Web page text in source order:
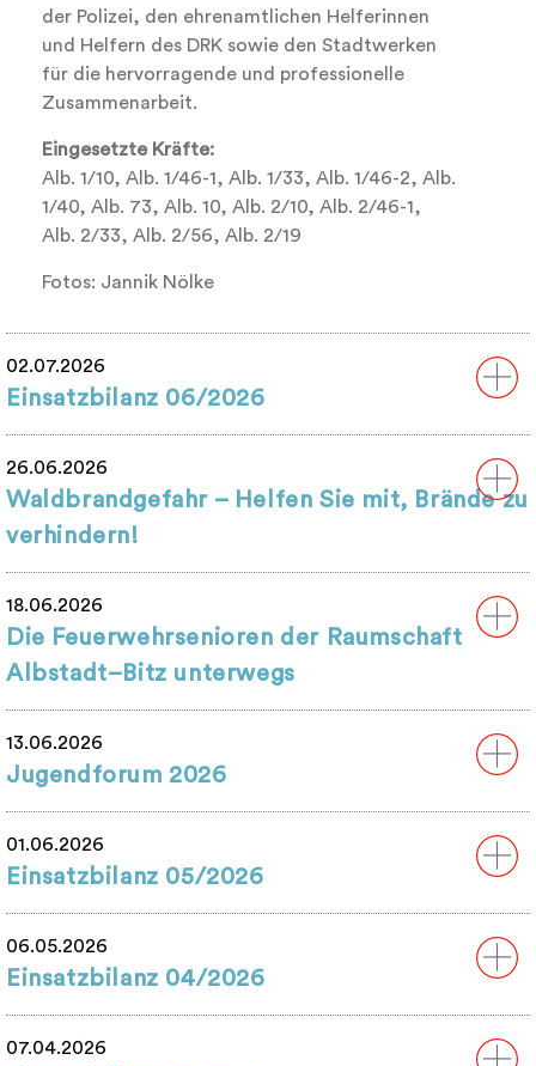
der Polizei, den ehrenamtlichen Helferinnen
und Helfern des DRK sowie den Stadtwerken
für die hervorragende und professionelle
Zusammenarbeit.
Eingesetzte Kräfte:
Alb. 1/10, Alb. 1/46-1, Alb. 1/33, Alb. 1/46-2, Alb.
1/40, Alb. 73, Alb. 10, Alb. 2/10, Alb. 2/46-1,
Alb. 2/33, Alb. 2/56, Alb. 2/19
Fotos: Jannik Nölke
02.07.2026
Einsatzbilanz 06/2026
26.06.2026
Waldbrandgefahr – Helfen Sie mit, Brände zu
verhindern!
18.06.2026
Die Feuerwehrsenioren der Raumschaft
Albstadt–Bitz unterwegs
13.06.2026
Jugendforum 2026
01.06.2026
Einsatzbilanz 05/2026
06.05.2026
Einsatzbilanz 04/2026
07.04.2026